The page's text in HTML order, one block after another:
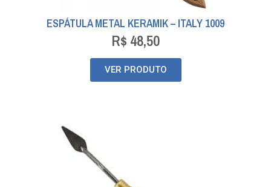
ESPÁTULA METAL KERAMIK – ITALY 1009
R$ 48,50
VER PRODUTO